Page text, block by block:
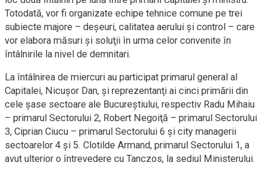
Totodată, vor fi organizate echipe tehnice comune pe trei
subiecte majore – deşeuri, calitatea aerului şi control – care
vor elabora măsuri şi soluţii în urma celor convenite în
întâlnirile la nivel de demnitari.
La întâlnirea de miercuri au participat primarul general al
Capitalei, Nicuşor Dan, şi reprezentanţi ai cinci primării din
cele șase sectoare ale Bucureştiului, respectiv Radu Mihaiu
– primarul Sectorului 2, Robert Negoiţă – primarul Sectorului
3, Ciprian Ciucu – primarul Sectorului 6 şi city managerii
sectoarelor 4 şi 5. Clotilde Armand, primarul Sectorului 1, a
avut ulterior o întrevedere cu Tanczos, la sediul Ministerului.